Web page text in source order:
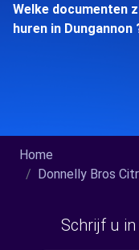
Welke documenten
huren in Dungannon
Home
Donnelly Bros
Schrijf u